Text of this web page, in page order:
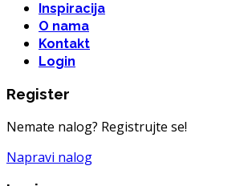
Inspiracija
O nama
Kontakt
Login
Register
Nemate nalog? Registrujte se!
Napravi nalog